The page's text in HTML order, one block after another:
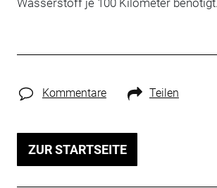
Kommentare Teilen
ZUR STARTSEITE